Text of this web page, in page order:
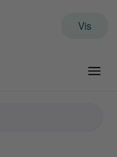
Vis